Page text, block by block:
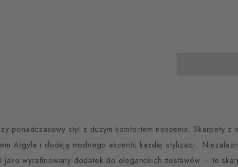
ponadczasowy styl z dużym komfortem noszenia. Skarpety z
Argyle i dodają modnego akcentu każdej stylizacji.
wyrafinowany dodatek do eleganckich zestawów – te